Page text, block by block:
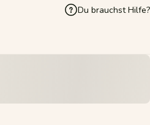
Du brauchst Hilfe?